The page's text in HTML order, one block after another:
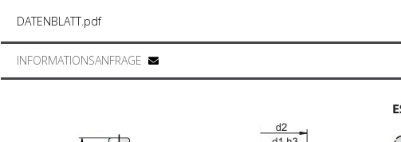
DATENBLATT.pdf
INFORMATIONSANFRAGE